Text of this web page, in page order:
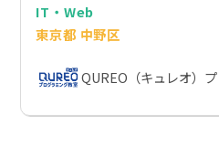
IT・Web
東京都 中野区
QUREO（キュレオ）